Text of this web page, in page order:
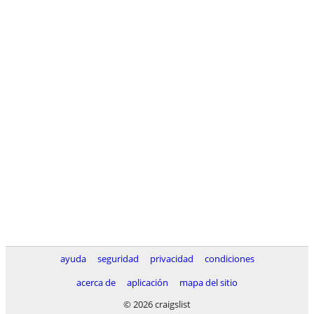
ayuda seguridad privacidad
condiciones
acerca de
aplicación
mapa del sitio
© 2026 craigslist